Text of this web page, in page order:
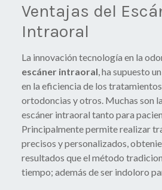
Ventajas del
Intraoral
La innovación tecnología en la
escáner intraoral, ha supuesto
en la eficiencia de los
ortodoncias y otros. Muchas son
escáner intraoral tanto para
Principalmente permite realizar
precisos y personalizados,
resultados que el método
tiempo; además de ser indoloro